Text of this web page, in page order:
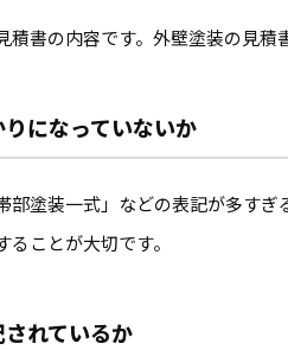
積書の内容です。外壁塗装の見
りになっていないか
部塗装一式」などの表記が多す
ことが大切です。
れているか